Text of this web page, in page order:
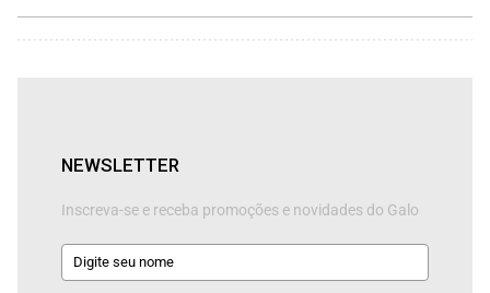
NEWSLETTER
Inscreva-se e receba promoções e novidades do Galo